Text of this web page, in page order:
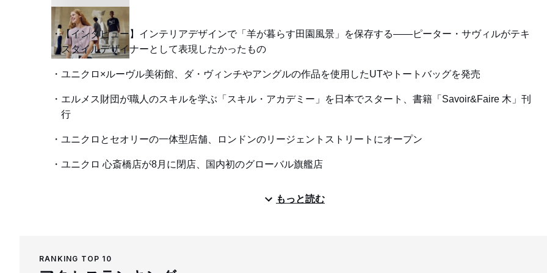
【インタビュー】インテリアデザインで「羊が暮らす田園風景」を保存する——ピーター・サヴィルがテキ
スタイルデザイナーとして表現したかったもの
ユニクロ×ルーヴル美術館、ダ・ヴィンチやアングルの作品を使用したUTやトートバッグを発売
エルメス財団が職人のスキルを学ぶ「スキル・アカデミー」を日本でスタート、書籍「Savoir&Faire 木」刊
行
ユニクロとセオリーの一体型店舗、ロンドンのリージェントストリートにオープン
ユニクロ 心斎橋店が8月に閉店、国内初のグローバル旗艦店
もっと読む
RANKING TOP 10